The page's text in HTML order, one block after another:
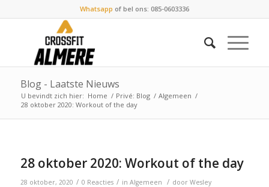
Whatsapp of bel ons: 085-0603336
Blog - Laatste Nieuws
U bevindt zich hier: Home / Privé: Blog / Algemeen /
28 oktober 2020: Workout of the day
28 oktober 2020: Workout of the day
28 oktober, 2020 / 0 Reacties / in Algemeen / door Wesley